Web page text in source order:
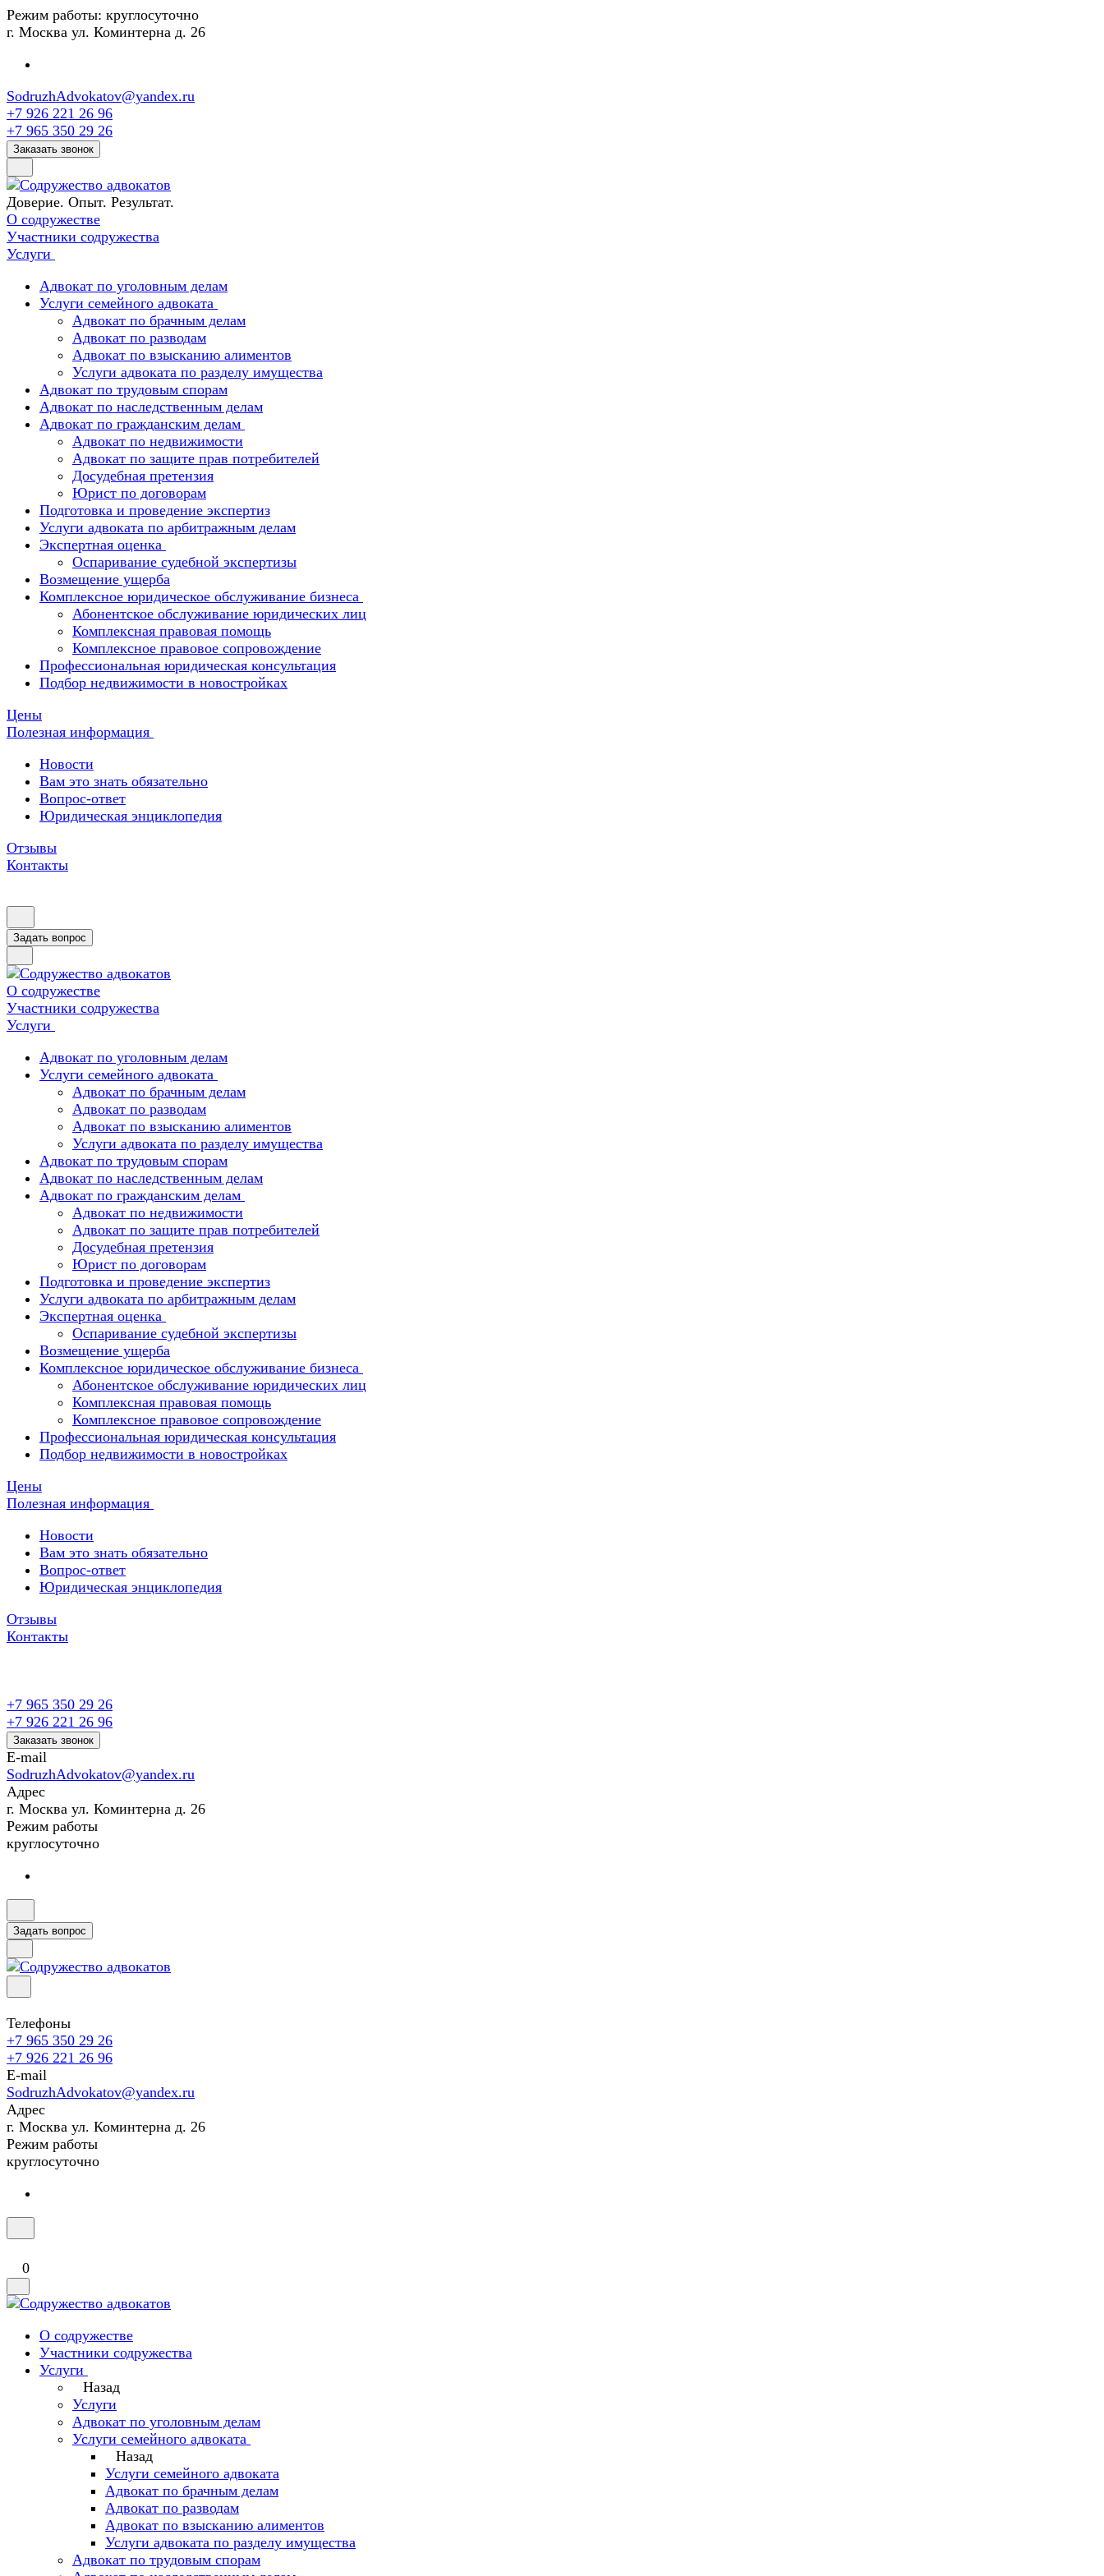
Режим работы: круглосуточно
г. Москва ул. Коминтерна д. 26
SodruzhAdvokatov@yandex.ru
+7 926 221 26 96
+7 965 350 29 26
Заказать звонок
Доверие. Опыт. Результат.
О содружестве
Участники содружества
Услуги
Адвокат по уголовным делам
Услуги семейного адвоката
Адвокат по брачным делам
Адвокат по разводам
Адвокат по взысканию алиментов
Услуги адвоката по разделу имущества
Адвокат по трудовым спорам
Адвокат по наследственным делам
Адвокат по гражданским делам
Адвокат по недвижимости
Адвокат по защите прав потребителей
Досудебная претензия
Юрист по договорам
Подготовка и проведение экспертиз
Услуги адвоката по арбитражным делам
Экспертная оценка
Оспаривание судебной экспертизы
Возмещение ущерба
Комплексное юридическое обслуживание бизнеса
Абонентское обслуживание юридических лиц
Комплексная правовая помощь
Комплексное правовое сопровождение
Профессиональная юридическая консультация
Подбор недвижимости в новостройках
Цены
Полезная информация
Новости
Вам это знать обязательно
Вопрос-ответ
Юридическая энциклопедия
Отзывы
Контакты
Задать вопрос
О содружестве
Участники содружества
Услуги
Адвокат по уголовным делам
Услуги семейного адвоката
Адвокат по брачным делам
Адвокат по разводам
Адвокат по взысканию алиментов
Услуги адвоката по разделу имущества
Адвокат по трудовым спорам
Адвокат по наследственным делам
Адвокат по гражданским делам
Адвокат по недвижимости
Адвокат по защите прав потребителей
Досудебная претензия
Юрист по договорам
Подготовка и проведение экспертиз
Услуги адвоката по арбитражным делам
Экспертная оценка
Оспаривание судебной экспертизы
Возмещение ущерба
Комплексное юридическое обслуживание бизнеса
Абонентское обслуживание юридических лиц
Комплексная правовая помощь
Комплексное правовое сопровождение
Профессиональная юридическая консультация
Подбор недвижимости в новостройках
Цены
Полезная информация
Новости
Вам это знать обязательно
Вопрос-ответ
Юридическая энциклопедия
Отзывы
Контакты
+7 965 350 29 26
+7 926 221 26 96
Заказать звонок
E-mail
SodruzhAdvokatov@yandex.ru
Адрес
г. Москва ул. Коминтерна д. 26
Режим работы
круглосуточно
Задать вопрос
Телефоны
+7 965 350 29 26
+7 926 221 26 96
E-mail
SodruzhAdvokatov@yandex.ru
Адрес
г. Москва ул. Коминтерна д. 26
Режим работы
круглосуточно
0
О содружестве
Участники содружества
Услуги
Назад
Услуги
Адвокат по уголовным делам
Услуги семейного адвоката
Назад
Услуги семейного адвоката
Адвокат по брачным делам
Адвокат по разводам
Адвокат по взысканию алиментов
Услуги адвоката по разделу имущества
Адвокат по трудовым спорам